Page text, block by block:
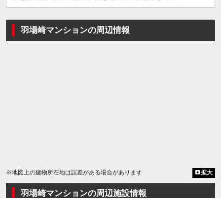
羽場崎マンションの周辺情報
※地図上の建物所在地は誤差がある場合があります 拡大
羽場崎マンションの周辺施設情報